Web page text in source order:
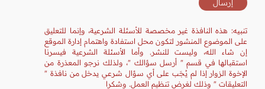
تنبيه: هذه النافذة غير مخصصة للأسئلة الشرعية، وإنما للتعليق
على الموضوع المنشور لتكون محل استفادة واهتمام إدارة الموقع
إن شاء الله، وليست للنشر. وأما الأسئلة الشرعية فيسرنا
استقبالها في قسم " أرسل سؤالك "، ولذلك نرجو المعذرة من
الإخوة الزوار إذا لم يُجَب على أي سؤال شرعي يدخل من نافذة "
التعليقات " وذلك لغرض تنظيم العمل. وشكرا